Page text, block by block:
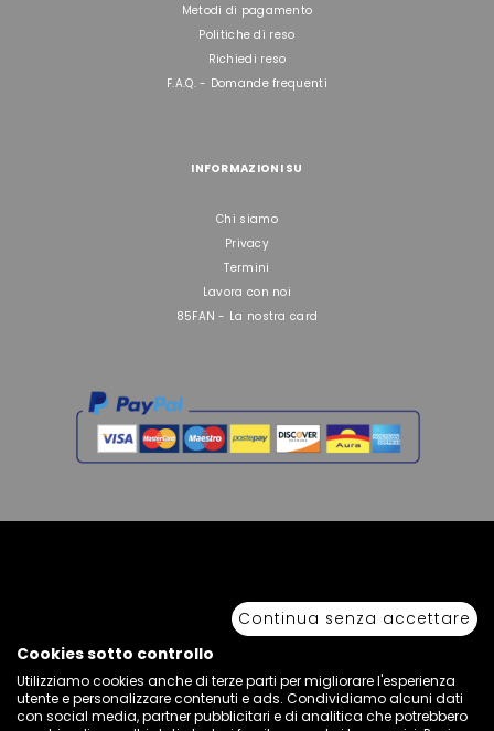
Metodi di pagamento
Politiche di reso
Richiedi reso
F.A.Q. - Domande frequenti
INFORMAZIONI SU
Chi siamo
Privacy
Termini
Lavora con noi
85FAN - La nostra card
anche parziale.
Via Piave Km 68,600 • 04100 Latina, Italia | P.IVA 01222400598 • N° REA LT -
77855
Continua senza accettare
Cookies sotto controllo
Utilizziamo cookies anche di terze parti per migliorare l'esperienza
utente e personalizzare contenuti e ads. Condividiamo alcuni dati
con social media, partner pubblicitari e di analitica che potrebbero